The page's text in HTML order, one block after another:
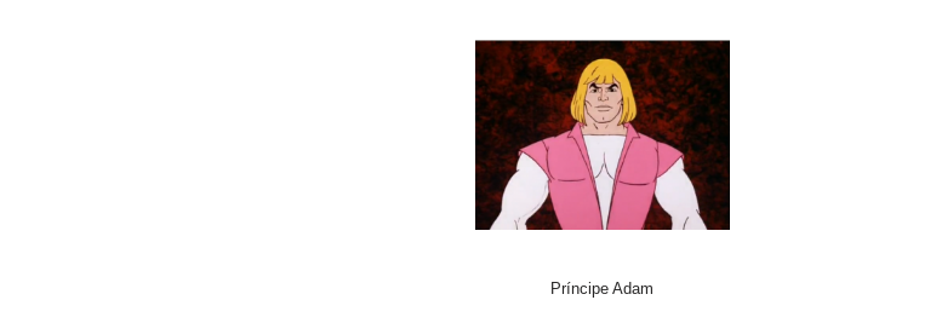
Príncipe Adam